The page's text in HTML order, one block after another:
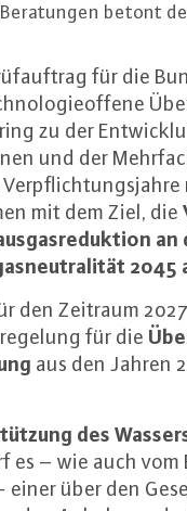
betont
für die
zu der
und der
mit dem Ziel, die
an
2045
den Zeitraum
für die
aus den Jahren
des
es – wie auch vom
einer über den